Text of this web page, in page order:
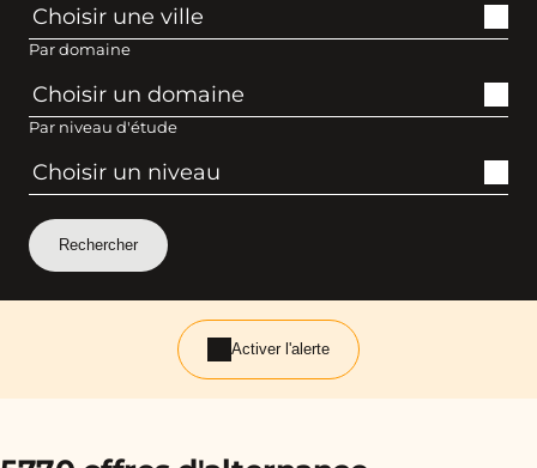
Par domaine
Par niveau d'étude
Activer l'alerte